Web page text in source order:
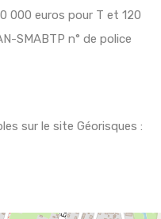
000 euros pour T et 120
SMABTP n° de police
sur le site Géorisques :